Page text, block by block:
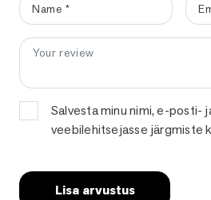
Sinu e-postiaadressi ei avaldata.
Your review*
Name*
Salvesta minu nimi, e-posti-
veebilehitsejasse järgmiste